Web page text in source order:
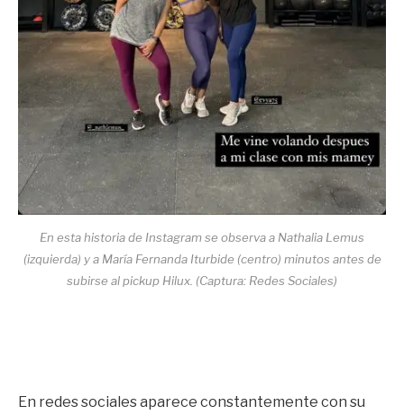
En esta historia de Instagram se observa a Nathalia Lemus
(izquierda) y a María Fernanda Iturbide (centro) minutos antes de
subirse al pickup Hilux. (Captura: Redes Sociales)
En redes sociales aparece constantemente con su